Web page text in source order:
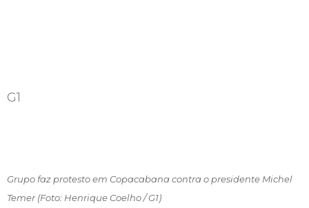
G1
Grupo faz protesto em Copacabana contra o presidente Michel
Temer (Foto: Henrique Coelho / G1)